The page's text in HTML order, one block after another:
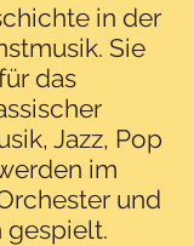
in der
Sie
das
Jazz, Pop
im
und
gespielt.